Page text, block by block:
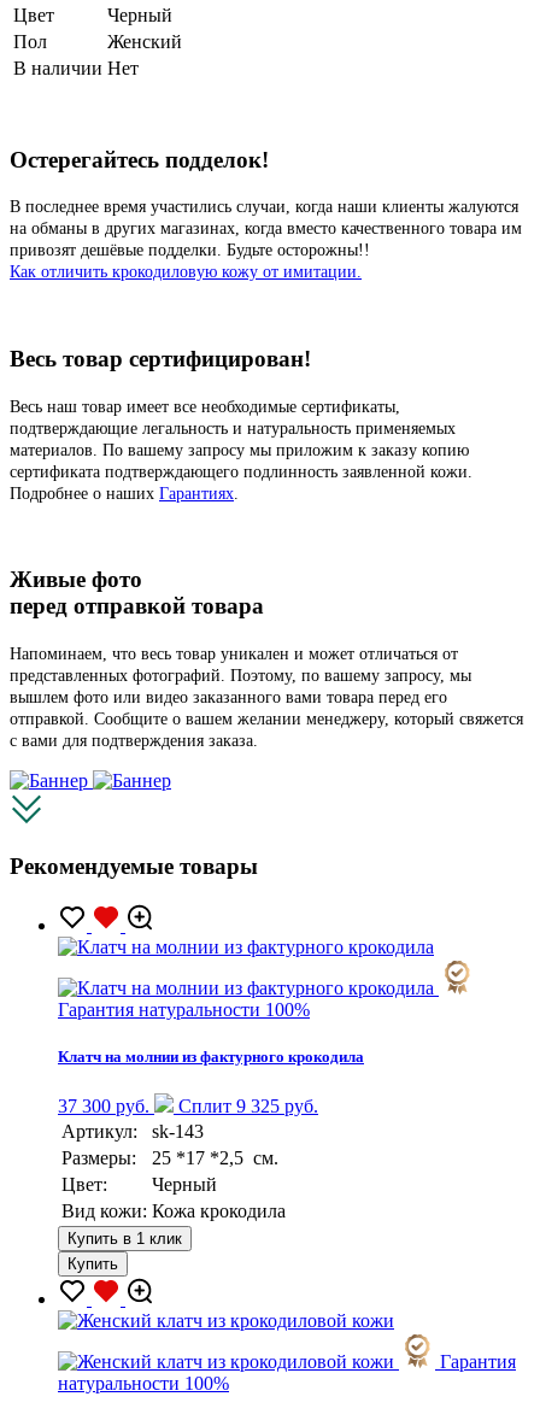
Цвет
Черный
Пол
Женский
В наличии Нет
Остерегайтесь подделок!
В последнее время участились случаи, когда наши клиенты жалуются
на обманы в других магазинах, когда вместо качественного товара им
привозят дешёвые подделки. Будьте осторожны!!
Как отличить крокодиловую кожу от имитации.
Весь товар сертифицирован!
Весь наш товар имеет все необходимые сертификаты,
подтверждающие легальность и натуральность применяемых
материалов. По вашему запросу мы приложим к заказу копию
сертификата подтверждающего подлинность заявленной кожи.
Подробнее о наших Гарантиях
Живые фото
перед отправкой товара
Напоминаем, что весь товар уникален и может отличаться от
представленных фотографий. Поэтому, по вашему запросу, мы
вышлем фото или видео заказанного вами товара перед его
отправкой. Сообщите о вашем желании менеджеру, который свяжется
с вами для подтверждения заказа.
Рекомендуемые товары
Гарантия натуральности 100%
Клатч на молнии из фактурного крокодила
37 300 руб.
Сплит 9 325 руб.
Артикул:
sk-143
Размеры:
25 *17 *2,5 см.
Цвет:
Черный
Вид кожи: Кожа крокодила
Купить в 1 клик
Купить
Гарантия
натуральности 100%